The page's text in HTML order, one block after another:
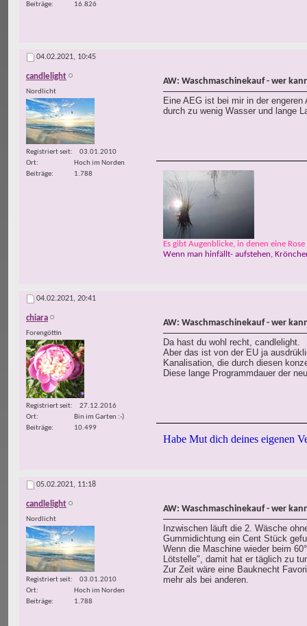
Beiträge 16.826
04.02.2021, 10:45
candlelight
Nordlicht
Registriert seit
03.01.2010
Ort
Hoch im Norden
Beiträge
1.788
AW: Waschmaschinekauf - wer
Eine AEG ist bei mir in der
durch zu wenig Wasser und lange
Es gibt Augenblicke, in denen eine
Wenn man hinfällt- aufstehen,
04.02.2021, 20:41
chiara
Forengöttin
Registriert seit
27.12.2016
Ort
Bin im Garten :-)
Beiträge
10.499
AW: Waschmaschinekauf - wer
Da hast du wohl recht, candlelight.
Aber das ist von der EU ja
Kanalisation, die durch diesen
Diese lange Programmdauer der
Habe Mut dich deines eigenen
05.02.2021, 11:18
candlelight
Nordlicht
Registriert seit
03.01.2010
Ort
Hoch im Norden
Beiträge
1.788
AW: Waschmaschinekauf - wer
Inzwischen läuft die 2. Wäsche
Gummidichtung ein Cent Stück
Wenn die Maschine wieder beim
Lötstelle", damit hat er täglich zu
Zur Zeit wäre eine Bauknecht
mehr als bei anderen.